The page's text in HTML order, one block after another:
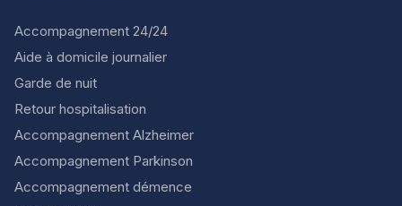
Accompagnement 24/24
Aide à domicile journalier
Garde de nuit
Retour hospitalisation
Accompagnement Alzheimer
Accompagnement Parkinson
Accompagnement démence